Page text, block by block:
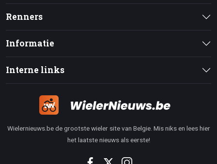
Renners
Informatie
Interne links
Wielernieuws.be de grootste wieler site van Belgie. Mis niks en lees hier
het laatste nieuws als eerste!